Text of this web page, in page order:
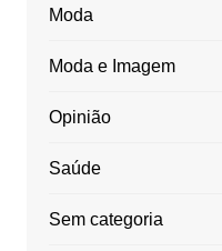
Moda
Moda e Imagem
Opinião
Saúde
Sem categoria